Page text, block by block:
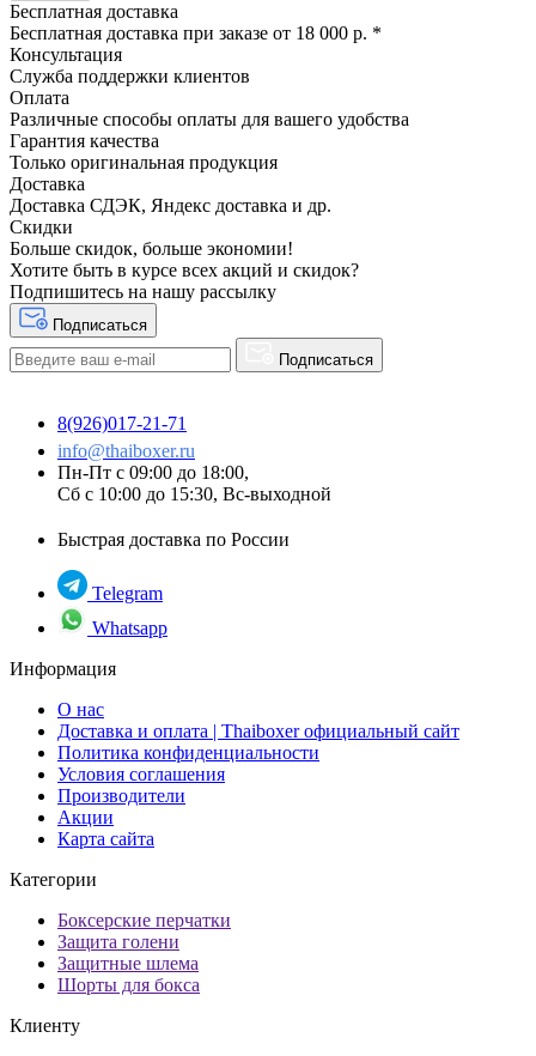
Бесплатная доставка
Бесплатная доставка при заказе от 18 000 р. *
Консультация
Служба поддержки клиентов
Оплата
Различные способы оплаты для вашего удобства
Гарантия качества
Только оригинальная продукция
Доставка
Доставка СДЭК, Яндекс доставка и др.
Скидки
Больше скидок, больше экономии!
Хотите быть в курсе всех акций и скидок?
Подпишитесь на нашу рассылку
Подписаться
Подписаться
8(926)017-21-71
info@thaiboxer.ru
Пн-Пт с 09:00 до 18:00,
Сб с 10:00 до 15:30, Вс-выходной
Быстрая доставка по России
Telegram
Whatsapp
Информация
О нас
Доставка и оплата | Thaiboxer официальный сайт
Политика конфиденциальности
Условия соглашения
Производители
Акции
Карта сайта
Категории
Боксерские перчатки
Защита голени
Защитные шлема
Шорты для бокса
Клиенту